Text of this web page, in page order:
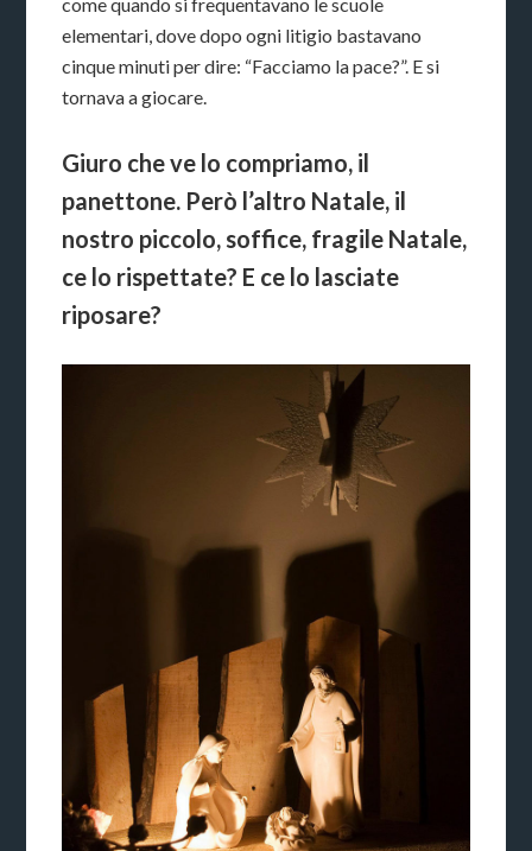
elementari, dove dopo ogni litigio bastavano
cinque minuti per dire: “Facciamo la pace?”. E si
tornava a giocare.
Giuro che ve lo compriamo, il
panettone. Però l’altro Natale, il
nostro piccolo, soffice, fragile Natale,
ce lo rispettate? E ce lo lasciate
riposare?